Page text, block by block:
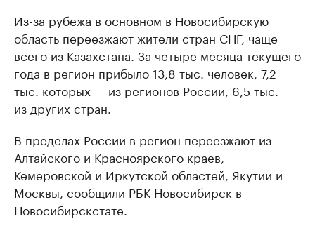
Из-за рубежа в основном в Новосибирскую
область переезжают жители стран СНГ, чаще
всего из Казахстана. За четыре месяца текущего
года в регион прибыло 13,8 тыс. человек, 7,2
тыс. которых — из регионов России, 6,5 тыс. —
из других стран.
В пределах России в регион переезжают из
Алтайского и Красноярского краев,
Кемеровской и Иркутской областей, Якутии и
Москвы, сообщили РБК Новосибирск в
Новосибирскстате.